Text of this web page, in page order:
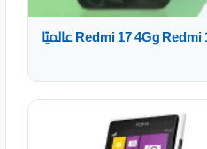
شاومي تطلق هاتفي Redmi 17 5G وRedmi 17 4G عالميًا